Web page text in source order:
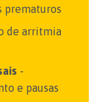
prematuros
de arritmia
-
e pausas